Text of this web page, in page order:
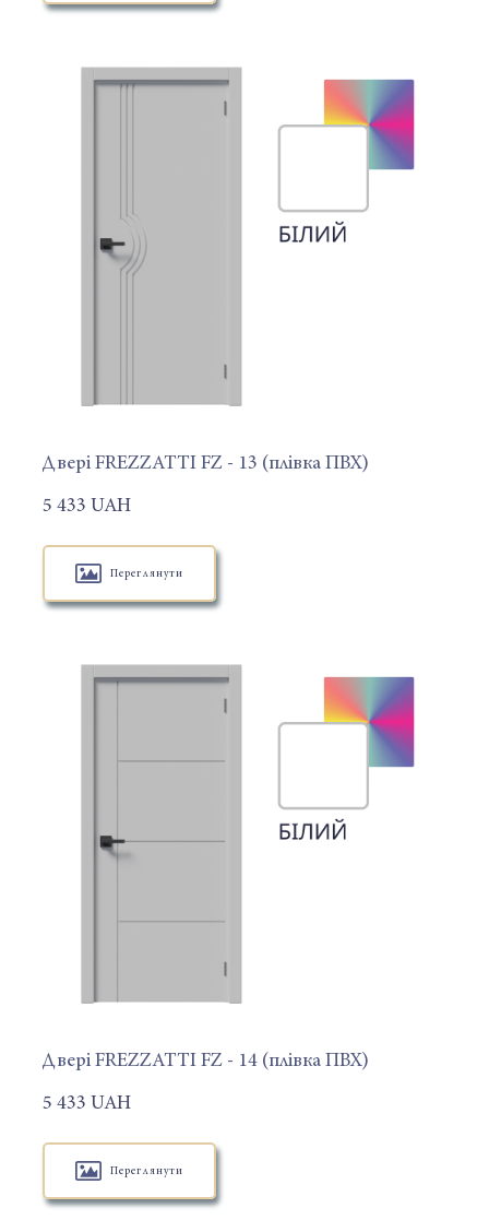
Двері FREZZATTI FZ - 13 (плівка ПВХ)
5 433 UAH
Переглянути
Двері FREZZATTI FZ - 14 (плівка ПВХ)
5 433 UAH
Переглянути